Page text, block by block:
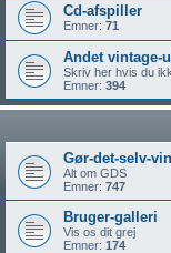
Cd-afspiller
Emner: 71
Andet vintage-
Skriv her hvis du
Emner: 394
Gør-det-selv-
Alt om GDS
Emner: 747
Bruger-galleri
Vis os dit grej
Emner: 174